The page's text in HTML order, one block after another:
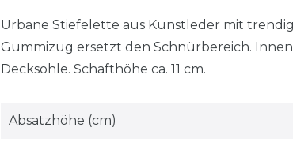
Urbane Stiefelette aus Kunstleder mit
Gummizug ersetzt den Schnürbereich.
Decksohle. Schafthöhe ca. 11 cm.
Absatzhöhe (cm)